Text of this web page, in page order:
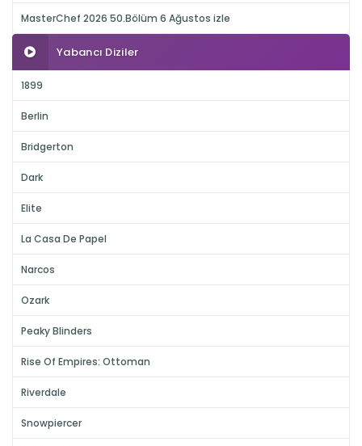
MasterChef 2026 50.Bölüm 6 Ağustos izle
Yabancı Diziler
1899
Berlin
Bridgerton
Dark
Elite
La Casa De Papel
Narcos
Ozark
Peaky Blinders
Rise Of Empires: Ottoman
Riverdale
Snowpiercer